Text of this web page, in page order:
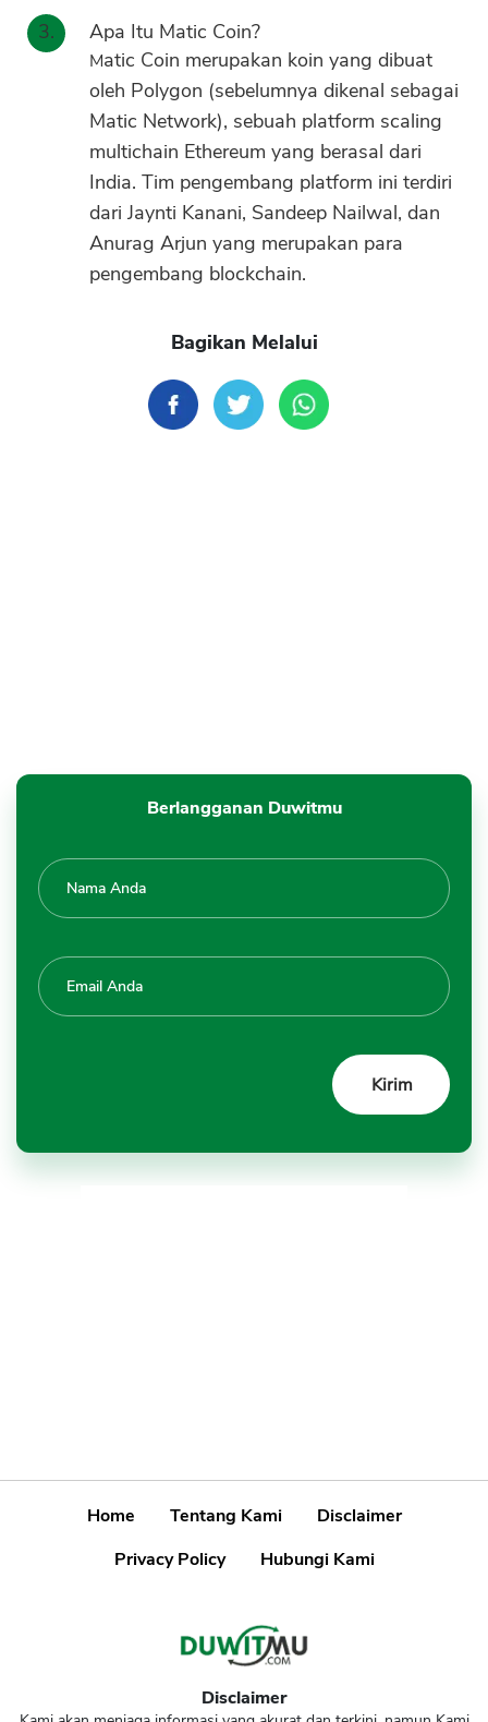
Apa Itu Matic Coin?
Matic Coin merupakan koin yang dibuat
oleh Polygon (sebelumnya dikenal sebagai
Matic Network), sebuah platform scaling
multichain Ethereum yang berasal dari
India. Tim pengembang platform ini terdiri
dari Jaynti Kanani, Sandeep Nailwal, dan
Anurag Arjun yang merupakan para
pengembang blockchain.
Bagikan Melalui
Berlangganan Duwitmu
Home Tentang Kami
Disclaimer
Privacy Policy
Hubungi Kami
Disclaimer